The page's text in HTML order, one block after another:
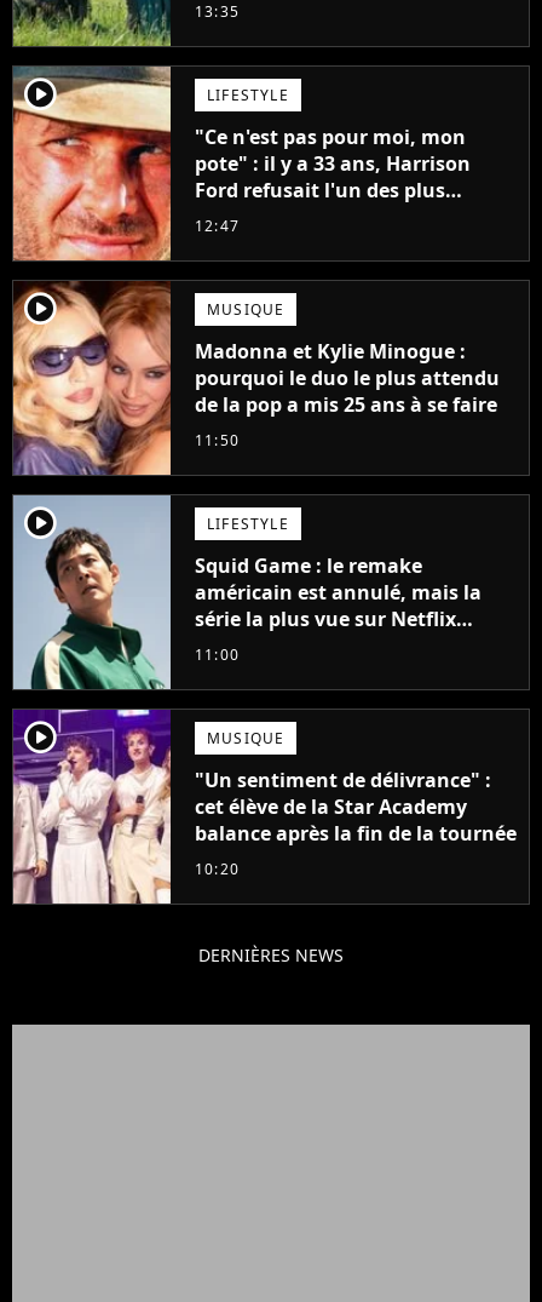
13:35
player2 LIFESTYLE
"Ce n'est pas pour moi, mon
pote" : il y a 33 ans, Harrison
Ford refusait l'un des plus
grands succès de tous les temps
12:47
player2 MUSIQUE
Madonna et Kylie Minogue :
pourquoi le duo le plus attendu
de la pop a mis 25 ans à se faire
11:50
player2 LIFESTYLE
Squid Game : le remake
américain est annulé, mais la
série la plus vue sur Netflix
pourrait avoir une version
11:00
player2 MUSIQUE
"Un sentiment de délivrance" :
cet élève de la Star Academy
balance après la fin de la tournée
10:20
DERNIÈRES NEWS